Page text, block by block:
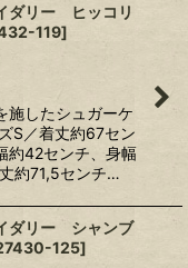
ダリー ヒッコリ
119]
施したシュガーケ
S／着丈約67セン
約42センチ、身幅
約71,5センチ…
ダリー シャンブ
125]